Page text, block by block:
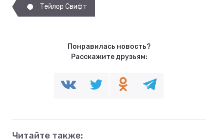
Тейлор Свифт
Понравилась новость?
Расскажите друзьям:
Читайте также: